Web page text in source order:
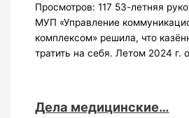
Просмотров: 117 53-летняя
МУП «Управление
комплексом» решила, что
тратить на себя. Летом 2024 г.
Дела медицинские…